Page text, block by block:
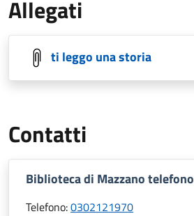
Allegati
ti leggo una storia
Contatti
Biblioteca di Mazzano telefono
Telefono:0302121970